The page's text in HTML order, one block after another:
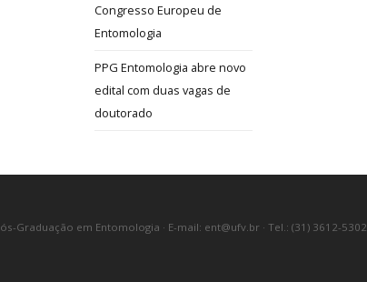
Congresso Europeu de
Entomologia
PPG Entomologia abre novo
edital com duas vagas de
doutorado
Graduação em Entomologia · E-mail: ent@ufv.br · Tel.: (31) 3612-5302